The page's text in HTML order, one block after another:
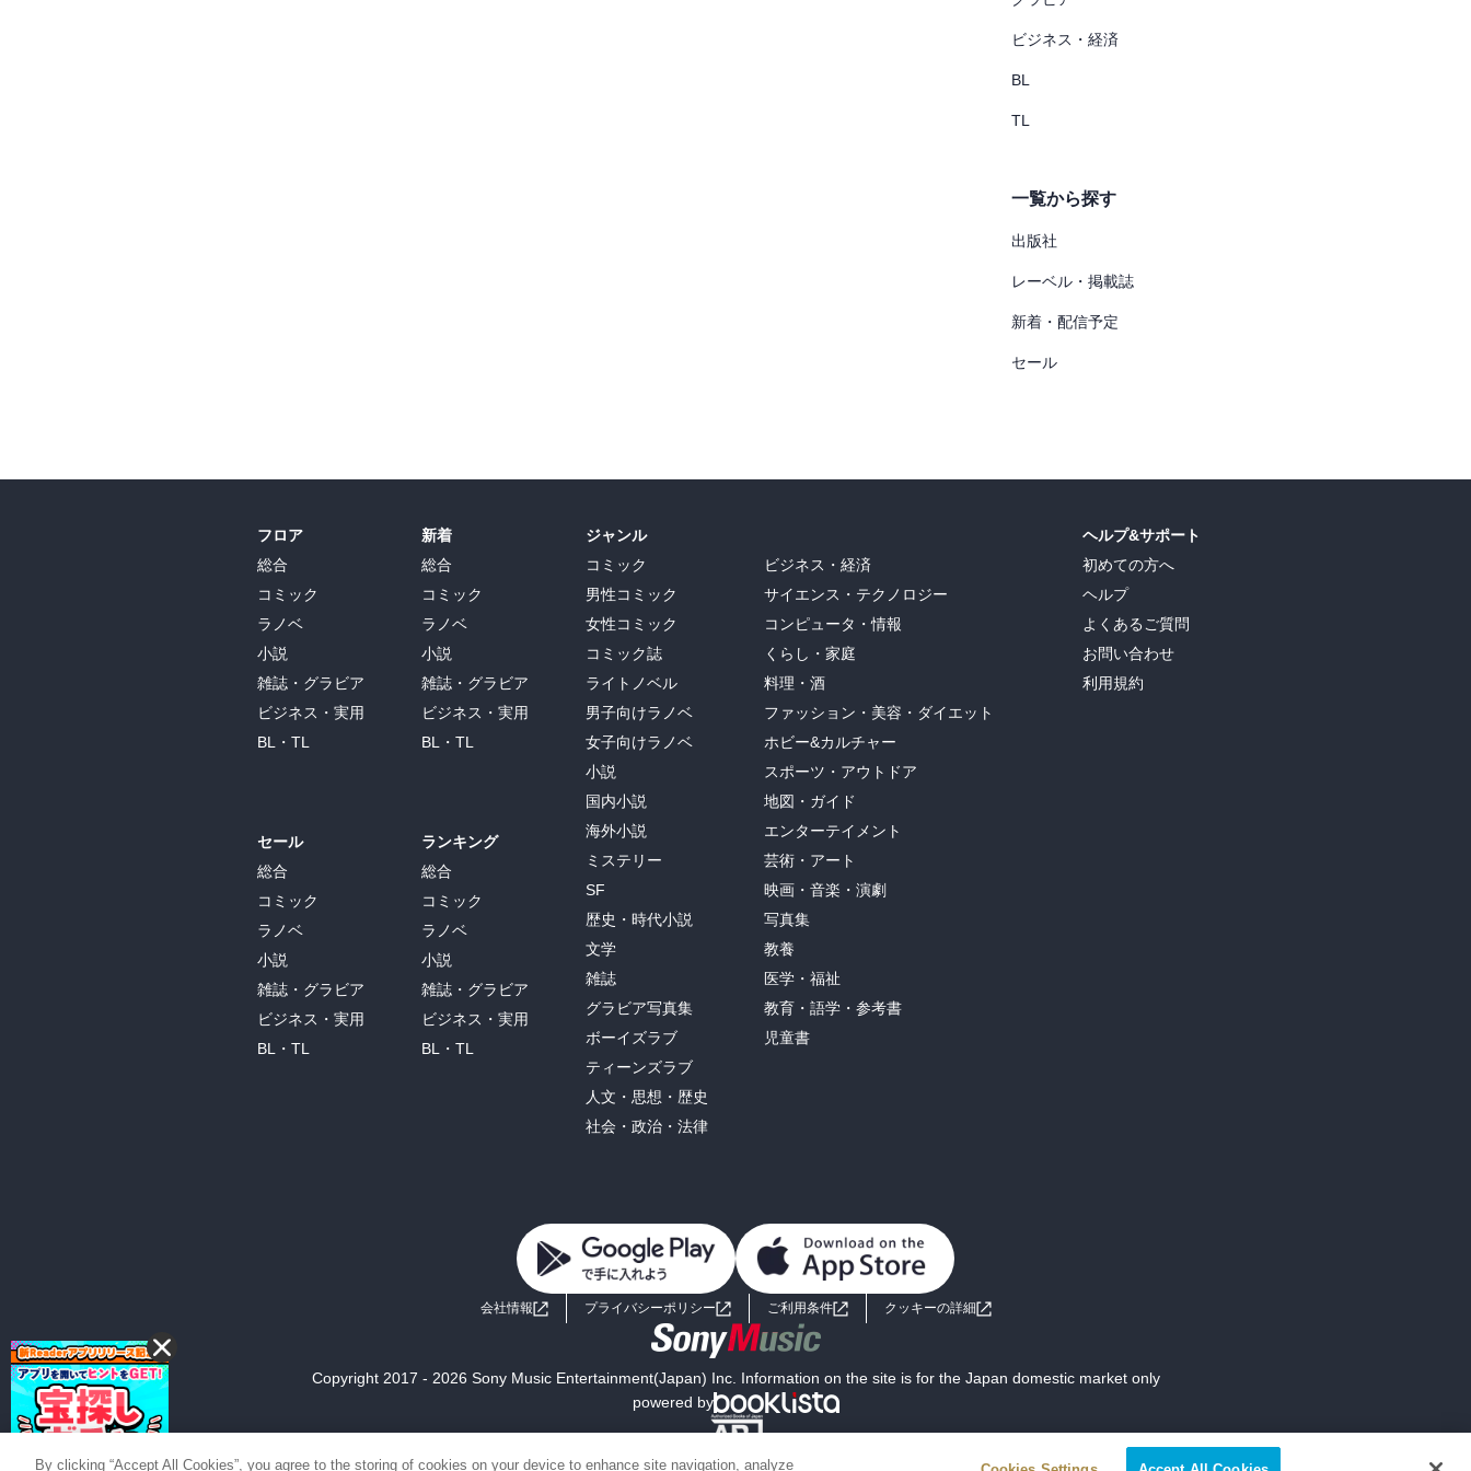
ビジネス・経済
BL
TL
一覧から探す
出版社
レーベル・掲載誌
新着・配信予定
セール
フロア
総合
コミック
ラノベ
小説
雑誌・グラビア
ビジネス・実用
BL・TL
セール
総合
コミック
ラノベ
小説
雑誌・グラビア
ビジネス・実用
BL・TL
新着
総合
コミック
ラノベ
小説
雑誌・グラビア
ビジネス・実用
BL・TL
ランキング
総合
コミック
ラノベ
小説
雑誌・グラビア
ビジネス・実用
BL・TL
ジャンル
コミック
男性コミック
女性コミック
コミック誌
ライトノベル
男子向けラノベ
女子向けラノベ
小説
国内小説
海外小説
ミステリー
SF
歴史・時代小説
文学
雑誌
グラビア写真集
ボーイズラブ
ティーンズラブ
人文・思想・歴史
社会・政治・法律
ビジネス・経済
サイエンス・テクノロジー
コンピュータ・情報
くらし・家庭
料理・酒
ファッション・美容・ダイエット
ホビー&カルチャー
スポーツ・アウトドア
地図・ガイド
エンターテイメント
芸術・アート
映画・音楽・演劇
写真集
教養
医学・福祉
教育・語学・参考書
児童書
ヘルプ&サポート
初めての方へ
ヘルプ
よくあるご質問
お問い合わせ
利用規約
会社情報 プライバシーポリシー ご利用条件 クッキーの詳細
Copyright 2017 - 2026 Sony Music Entertainment(Japan) Inc. Information on the site is for the Japan domestic market only
powered by
By clicking “Accept All Cookies”, you agree to the storing of cookies on your device to enhance site navigation, analyze